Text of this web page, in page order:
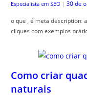
Especialista em SEO | 30 de
o que , é meta description:
cliques com exemplos
Como criar
naturais